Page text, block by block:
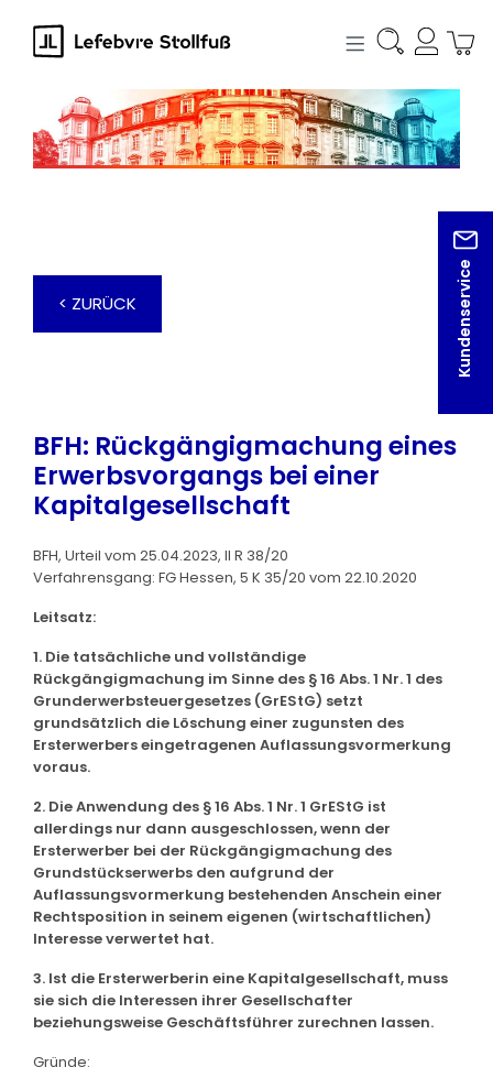
springen
Kundenservice
< ZURÜCK
BFH: Rückgängigmachung eines
Erwerbsvorgangs bei einer
Kapitalgesellschaft
BFH, Urteil vom 25.04.2023, II R 38/20
Verfahrensgang: FG Hessen, 5 K 35/20 vom 22.10.2020
Leitsatz:
1. Die tatsächliche und vollständige
Rückgängigmachung im Sinne des § 16 Abs. 1 Nr. 1 des
Grunderwerbsteuergesetzes (GrEStG) setzt
grundsätzlich die Löschung einer zugunsten des
Ersterwerbers eingetragenen Auflassungsvormerkung
voraus.
2. Die Anwendung des § 16 Abs. 1 Nr. 1 GrEStG ist
allerdings nur dann ausgeschlossen, wenn der
Ersterwerber bei der Rückgängigmachung des
Grundstückserwerbs den aufgrund der
Auflassungsvormerkung bestehenden Anschein einer
Rechtsposition in seinem eigenen (wirtschaftlichen)
Interesse verwertet hat.
3. Ist die Ersterwerberin eine Kapitalgesellschaft, muss
sie sich die Interessen ihrer Gesellschafter
beziehungsweise Geschäftsführer zurechnen lassen.
Gründe: